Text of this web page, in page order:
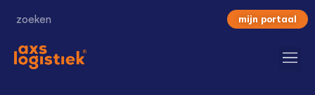
mijn portaal